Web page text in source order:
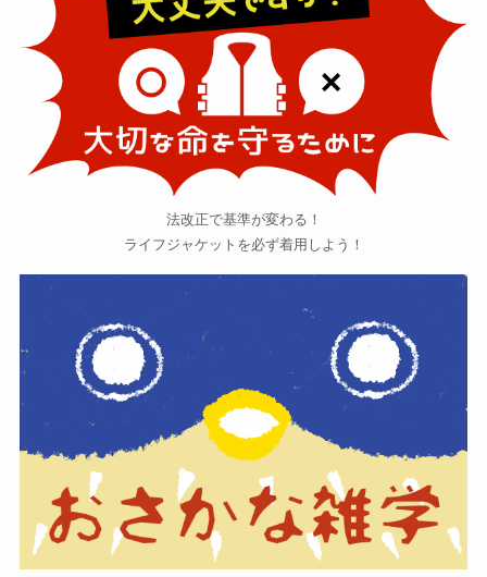
法改正で基準が変わる！
ライフジャケットを必ず着用しよう！